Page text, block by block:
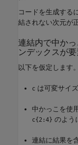
コードを生成する
結されない次元が
連結内で中か
ンデックスが
以下を仮定します。
c は可変サイ
中かっこを使
c{2:4} のよう
連結に結果を